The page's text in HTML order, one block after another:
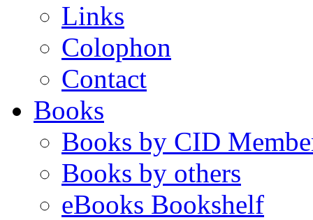
Links
Colophon
Contact
Books
Books by CID
Books by others
eBooks Bookshelf